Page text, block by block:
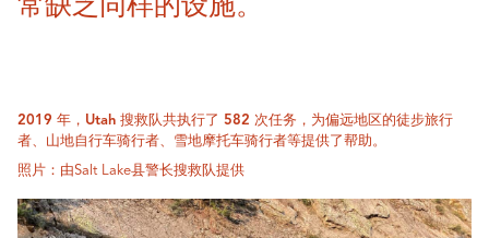
2019 年，Utah 搜救队共执行了 582 次任务，为偏远地区的徒步旅行
者、山地自行车骑行者、雪地摩托车骑行者等提供了帮助。
照片：由Salt Lake县警长搜救队提供